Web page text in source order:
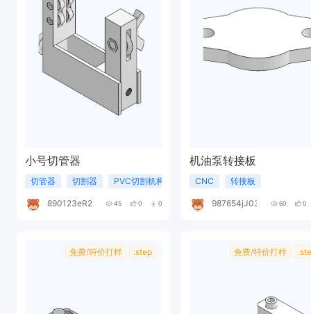
小号切管器
切管器 切割器 PVC切割机构
890123eR241G 45 0 0
机油泵转接板
CNC 转接板
987654jJ038f 60 0
免费/特价打样 .step 免费/特价打样